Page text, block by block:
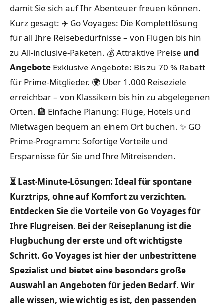
damit Sie sich auf Ihr Abenteuer freuen können.
Kurz gesagt: ✈️ Go Voyages: Die Komplettlösung
für all Ihre Reisebedürfnisse – von Flügen bis hin
zu All-inclusive-Paketen. 💰 Attraktive Preise und
Angebote Exklusive Angebote: Bis zu 70 % Rabatt
für Prime-Mitglieder. 🌍 Über 1.000 Reiseziele
erreichbar – von Klassikern bis hin zu abgelegenen
Orten. 🏨 Einfache Planung: Flüge, Hotels und
Mietwagen bequem an einem Ort buchen. ✨ GO
Prime-Programm: Sofortige Vorteile und
Ersparnisse für Sie und Ihre Mitreisenden.
⏳ Last-Minute-Lösungen: Ideal für spontane
Kurztrips, ohne auf Komfort zu verzichten.
Entdecken Sie die Vorteile von Go Voyages für
Ihre Flugreisen. Bei der Reiseplanung ist die
Flugbuchung der erste und oft wichtigste
Schritt. Go Voyages ist hier der unbestrittene
Spezialist und bietet eine besonders große
Auswahl an Angeboten für jeden Bedarf. Wir
alle wissen, wie wichtig es ist, den passenden